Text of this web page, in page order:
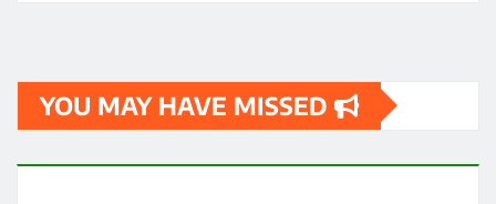
YOU MAY HAVE MISSED